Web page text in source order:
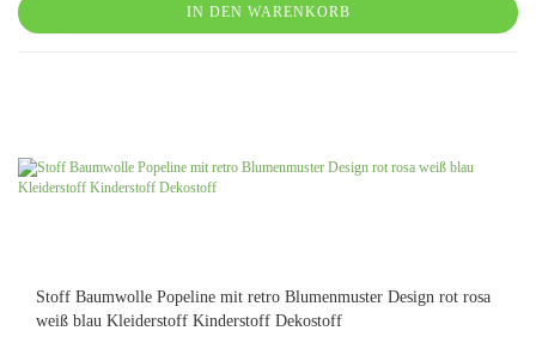
IN DEN WARENKORB
Stoff Baumwolle Popeline mit retro Blumenmuster Design rot rosa
weiß blau Kleiderstoff Kinderstoff Dekostoff